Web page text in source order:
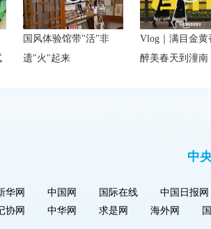
国风体验馆带"活"非
遗"火"起来
Vlog｜满目金黄
醉美春天到潼南
中
华网 中国网 国际在线 中国日报网
协网 中华网 求是网 海外网